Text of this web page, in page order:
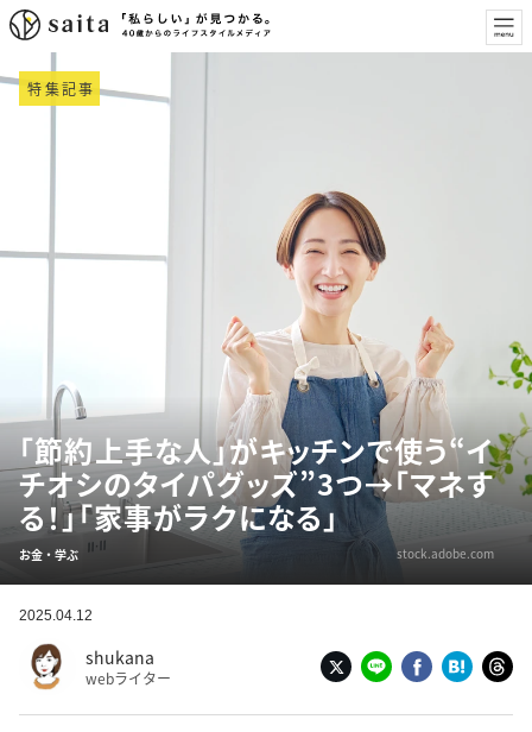
特集記事
「節約上手な人」がキッチンで使う“イ
チオシのタイパグッズ”3つ→「マネす
る！」「家事がラクになる」
お金・学ぶ stock.adobe.com
2025.04.12
shukana
webライター